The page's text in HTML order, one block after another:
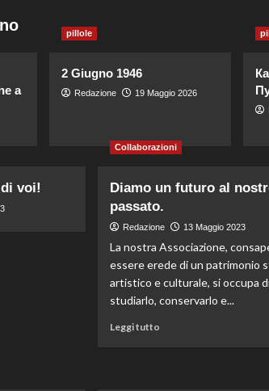
a
pillole
2 Giugno 1946
Redazione 19 Maggio 2026
di voi!
Collaborazioni
Diamo un futuro al
passato.
Redazione 13 Maggio 2023
La nostra Associazione,
essere erede di un patrimonio
artistico e culturale, si occupa
studiarlo, conservarlo e...
Leggi tutto